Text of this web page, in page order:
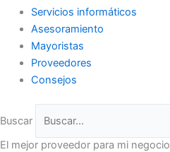
Servicios informáticos
Asesoramiento
Mayoristas
Proveedores
Consejos
Buscar
El mejor proveedor para mi negocio